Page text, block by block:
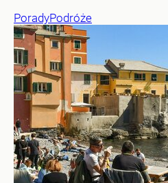
PoradyPodróże